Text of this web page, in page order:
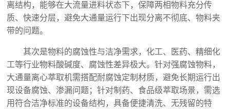
离结构，能够在大流量进料状态下，保障两相物料充分传
质、快速分层，避免大通量运行下出现分离不彻底、物料夹
带的问题。
其次是物料的腐蚀性与洁净需求，化工、医药、精细化
工等行业物料酸碱度、腐蚀性差异极大。针对强腐蚀物料，
大通量离心萃取机需搭配耐腐蚀定制材质，避免长期运行出
现设备腐蚀、渗漏问题；针对制药、食品级萃取场景，需选
用符合洁净标准的设备结构，具备便捷清洗、无残留的特